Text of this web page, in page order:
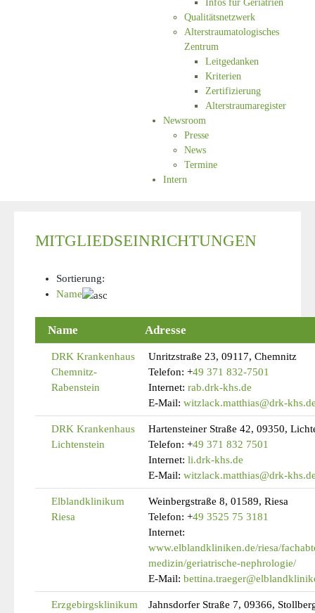
Infos für Geriatrien
Qualitätsnetzwerk
Alterstraumatologisches
Zentrum
Leitgedanken
Kriterien
Zertifizierung
Alterstraumaregister
Newsroom
Presse
News
Termine
Intern
MITGLIEDSEINRICHTUNGEN
Sortierung:
Name
Name Adresse
DRK Krankenhaus
Chemnitz-
Rabenstein
Unritzstraße 23, 09117, Chemnitz
Telefon: +49 371 832-7501
Internet: rab.drk-khs.de
E-Mail: witzlack.matthias@drk-
DRK Krankenhaus
Lichtenstein
Hartensteiner Straße 42, 09350,
Telefon: +49 371 832 7501
Internet: li.drk-khs.de
E-Mail: witzlack.matthias@drk-
Elblandklinikum
Riesa
Weinbergstraße 8, 01589, Riesa
Telefon: +49 3525 75 3181
Internet:
www.elblandkliniken.de/riesa/
medizin/geriatrische-nephrologie/
E-Mail:
Erzgebirgsklinikum
Jahnsdorfer Straße 7, 09366,